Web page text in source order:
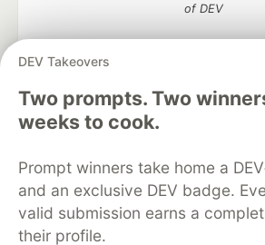
DEV Takeovers
Two prompts. Two
weeks to cook.
Prompt winners take home a
and an exclusive DEV badge.
valid submission earns a
their profile.
of DEV
DEV Community— A space to discuss
development and manage your
Home
DEV Challenges
Organization Accounts
DEV Showcase
Free Postgres Database
DEV
Code of Conduct
Privacy Policy
Built on
Forem